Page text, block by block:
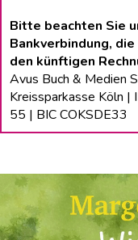
Bitte beachten Sie
Bankverbindung,
den künftigen
Avus Buch & Medien
Kreissparkasse Köln
55 | BIC COKSDE33